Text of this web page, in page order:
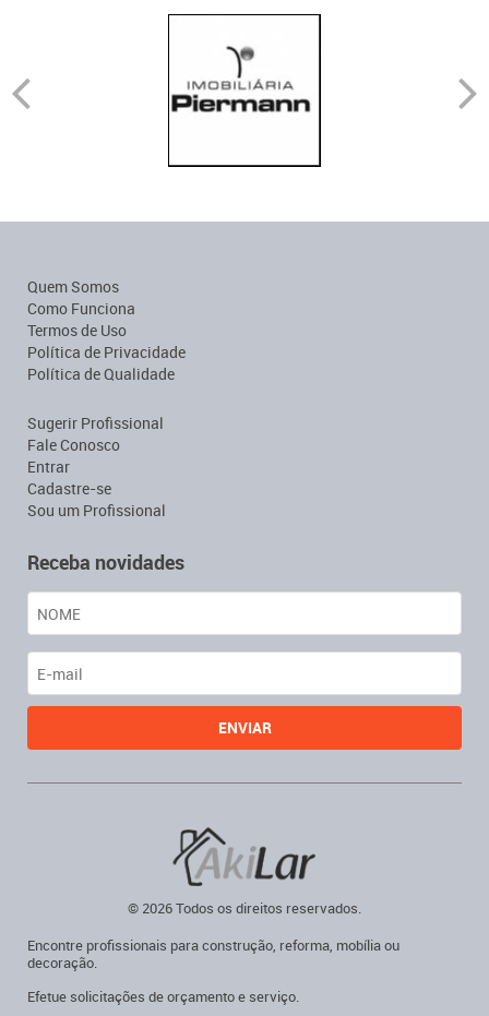
Quem Somos
Como Funciona
Termos de Uso
Política de Privacidade
Política de Qualidade
Sugerir Profissional
Fale Conosco
Entrar
Cadastre-se
Sou um Profissional
Receba novidades
Encontre profissionais para construção, reforma, mobília ou
decoração.
Efetue solicitações de orçamento e serviço.
© 2026 Todos os direitos reservados.